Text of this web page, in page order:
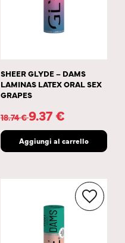
SHEER GLYDE – DAMS
LAMINAS LATEX ORAL SEX
GRAPES
18.74€9.37€
Aggiungi al carrello